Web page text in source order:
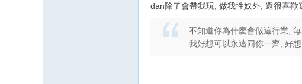
dan除了會帶我玩, 做我性奴外, 還很喜
不知道你為什麼會做這行業,
我好想可以永遠同你一齊, 好